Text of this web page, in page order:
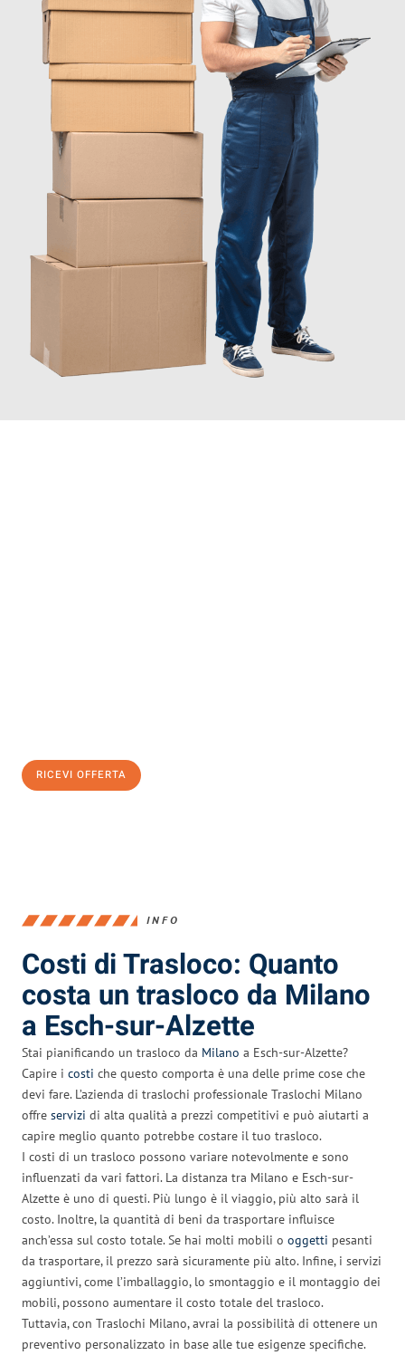
RICEVI OFFERTA
INFO
Costi di Trasloco: Quanto
costa un trasloco da Milano
a Esch-sur-Alzette
Stai pianificando un trasloco da Milano a Esch-sur-Alzette?
Capire i costi che questo comporta è una delle prime cose che
devi fare. L’azienda di traslochi professionale Traslochi Milano
offre servizi di alta qualità a prezzi competitivi e può aiutarti a
capire meglio quanto potrebbe costare il tuo trasloco.
I costi di un trasloco possono variare notevolmente e sono
influenzati da vari fattori. La distanza tra Milano e Esch-sur-
Alzette è uno di questi. Più lungo è il viaggio, più alto sarà il
costo. Inoltre, la quantità di beni da trasportare influisce
anch’essa sul costo totale. Se hai molti mobili o oggetti pesanti
da trasportare, il prezzo sarà sicuramente più alto. Infine, i servizi
aggiuntivi, come l’imballaggio, lo smontaggio e il montaggio dei
mobili, possono aumentare il costo totale del trasloco.
Tuttavia, con Traslochi Milano, avrai la possibilità di ottenere un
preventivo personalizzato in base alle tue esigenze specifiche.